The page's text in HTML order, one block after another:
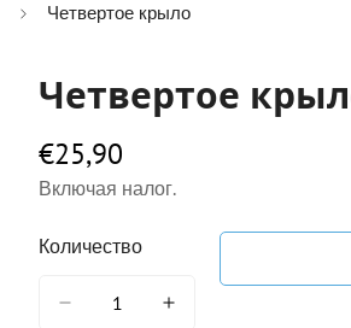
Четвертое крыло
Четвертое
Обычная
цена
€25,90
Включая налог.
Количество